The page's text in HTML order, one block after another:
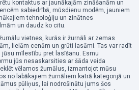
kontaktus ar jaunākajām zināšanām un
sabiedrībā, mūsdienu modēm, jauniem
tehnoloģiju un zinātnes
un daudz ko citu.
vietnes, kurās ir žurnāli ar zemas
lielām cenām un grūti lasāmi. Tas var radīt
mīlestību pret lasīšanu. Esmu
jūs nesaskarsities ar šāda veida
vēlamos žurnālus, izmantojot mūsu
no labākajiem žurnāliem katrā kategorijā un
pūliņus, lai nodrošinātu jums šos